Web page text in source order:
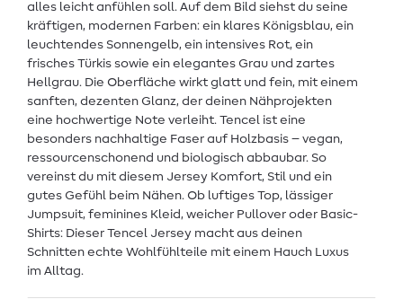
alles leicht anfühlen soll. Auf dem Bild siehst du seine
kräftigen, modernen Farben: ein klares Königsblau, ein
leuchtendes Sonnengelb, ein intensives Rot, ein
frisches Türkis sowie ein elegantes Grau und zartes
Hellgrau. Die Oberfläche wirkt glatt und fein, mit einem
sanften, dezenten Glanz, der deinen Nähprojekten
eine hochwertige Note verleiht. Tencel ist eine
besonders nachhaltige Faser auf Holzbasis – vegan,
ressourcenschonend und biologisch abbaubar. So
vereinst du mit diesem Jersey Komfort, Stil und ein
gutes Gefühl beim Nähen. Ob luftiges Top, lässiger
Jumpsuit, feminines Kleid, weicher Pullover oder Basic-
Shirts: Dieser Tencel Jersey macht aus deinen
Schnitten echte Wohlfühlteile mit einem Hauch Luxus
im Alltag.